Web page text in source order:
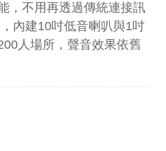
，不用再透過傳統連接訊
內建10吋低音喇叭與1吋
人場所，聲音效果依舊